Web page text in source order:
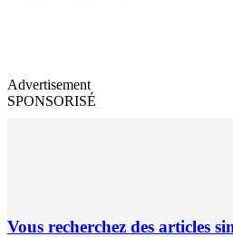
Advertisement
SPONSORISÉ
Vous recherchez des articles